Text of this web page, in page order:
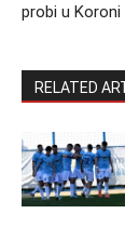
probi u Koroni
RELATED